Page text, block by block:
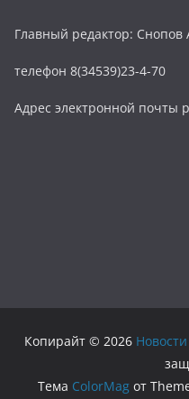
Главный редактор:
телефон 8(34539)23-4-70
Адрес электронной почты
Копирайт © 2026
Тема ColorMagот